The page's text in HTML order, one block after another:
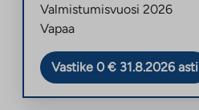
Valmistumisvuosi 2026
Vapaa
Vastike 0 € 31.8.2026 asti